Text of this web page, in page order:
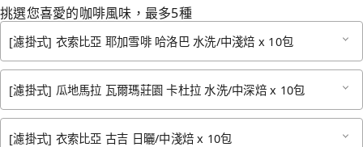
挑選您喜愛的咖啡風味，最多5種
[濾掛式] 衣索比亞 耶加雪啡 哈洛巴 水洗/中淺焙 x 10包
[濾掛式] 瓜地馬拉 瓦爾瑪莊園 卡杜拉 水洗/中深焙 x 10包
[濾掛式] 衣索比亞 古吉 日曬/中淺焙 x 10包